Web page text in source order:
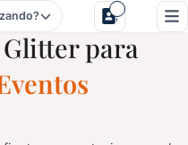
en Colonia
Glitter para